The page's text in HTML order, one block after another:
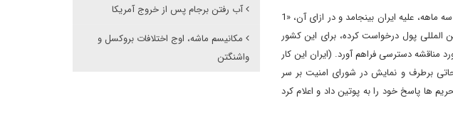
چنین تفاهمی می توانست به یک تجدید نظر فنی درباره محدودیت تسلیحاتی کوتاه مدت، یک باره و محدود، شاید سه ماهه، علیه ایران بینجامد و در ازای آن، «1
یا کمک به دریافت وامی که ایران برای مقابله با کووید 19 از صندوق بین المللی پول درخواست کرده، برای این کشور
مناقشه دسترسی فراهم آورد. (ایران این کار
برطرف و نمایش در شورای امنیت بر سر
ها پاسخ خود را به پوتین داد و اعلام کرد
آب رفتن برجام پس از خروج آمریکا
مکانیسم ماشه، اوج اختلافات بروکسل و
واشنگتن